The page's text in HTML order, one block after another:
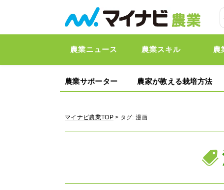
農業ニュース 農業スキル 農
農業サポーター 農家が教える栽培方法
マイナビ農業TOP> タグ:漫画